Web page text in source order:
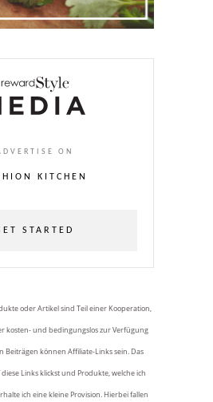
ON
KITCHEN
STARTED
oder Artikel sind Teil einer Kooperation,
kosten- und bedingungslos zur Verfügung
Beiträgen können Affiliate-Links sein. Das
Links klickst und Produkte, welche ich
ich eine kleine Provision. Hierbei fallen